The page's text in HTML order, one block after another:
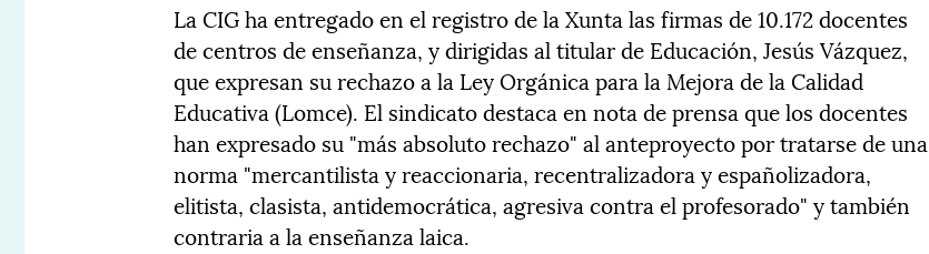
La CIG ha entregado en el registro de la Xunta las firmas de 10.172 docentes
de centros de enseñanza, y dirigidas al titular de Educación, Jesús Vázquez,
que expresan su rechazo a la Ley Orgánica para la Mejora de la Calidad
Educativa (Lomce). El sindicato destaca en nota de prensa que los docentes
han expresado su "más absoluto rechazo" al anteproyecto por tratarse de una
norma "mercantilista y reaccionaria, recentralizadora y españolizadora,
elitista, clasista, antidemocrática, agresiva contra el profesorado" y también
contraria a la enseñanza laica.